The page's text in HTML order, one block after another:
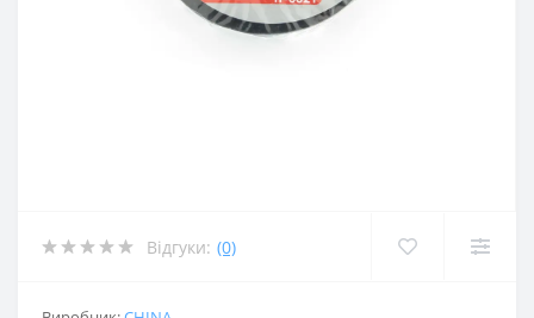
Відгуки: (0)